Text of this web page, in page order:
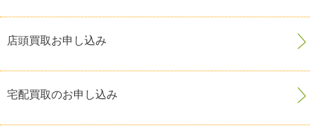
店頭買取お申し込み
宅配買取のお申し込み